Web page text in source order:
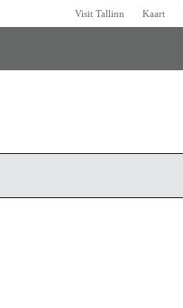
Visit Tallinn Kaart